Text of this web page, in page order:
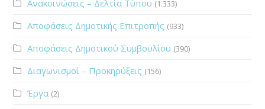
Ανακοινώσεις – Δελτία Τύπου (1.333)
Αποφάσεις Δημοτικής Επιτροπής (933)
Αποφάσεις Δημοτικού Συμβουλίου (390)
Διαγωνισμοί – Προκηρύξεις (156)
Έργα (2)